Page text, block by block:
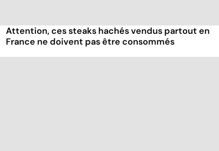
Attention, ces steaks hachés vendus partout en
France ne doivent pas être consommés